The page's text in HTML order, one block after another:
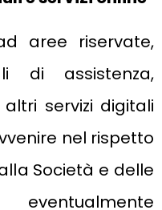
aree riservate,
di assistenza,
servizi digitali
nel rispetto
Società e delle